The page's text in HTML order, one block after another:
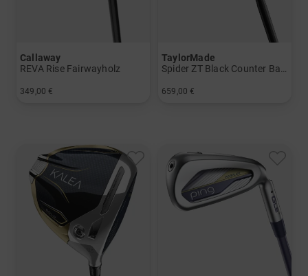
Callaway
REVA Rise Fairwayholz
349,00 €
TaylorMade
659,00 €